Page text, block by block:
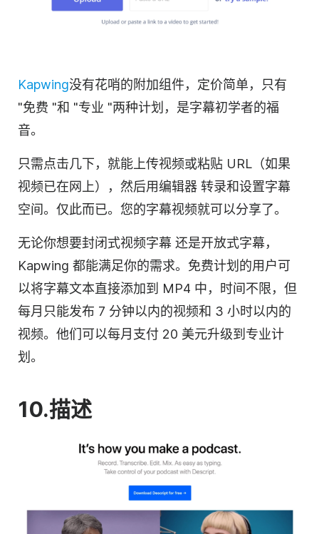
Kapwing没有花哨的附加组件，定价简单，只有
"免费 "和 "专业 "两种计划，是字幕初学者的福
音。
只需点击几下，就能上传视频或粘贴 URL（如果
视频已在网上），然后用编辑器 转录和设置字幕
空间。仅此而已。您的字幕视频就可以分享了。
无论你想要封闭式视频字幕 还是开放式字幕，
Kapwing 都能满足你的需求。免费计划的用户可
以将字幕文本直接添加到 MP4 中，时间不限，但
每月 只能发布 7 分钟以内的视频和 3 小时以内的
视频。他们可以每月支付 20 美元升级到专业计
划。
10.描述